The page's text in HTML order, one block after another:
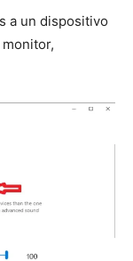
a un dispositivo